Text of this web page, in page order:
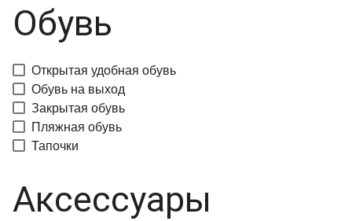
Обувь
Открытая удобная обувь
Обувь на выход
Закрытая обувь
Пляжная обувь
Тапочки
Аксессуары